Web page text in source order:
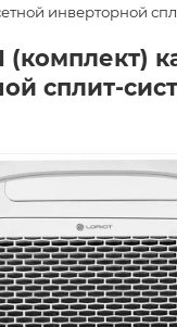
инверторной
(комплект)
сплит-